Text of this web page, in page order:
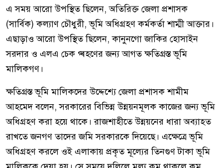
এ সময় আরো উপস্থিত ছিলেন, অতিরিক্ত জেলা প্রশাসক
(সার্বিক) কল্যাণ চৌধুরী, ভূমি অধিগ্রহণ কর্মকর্তা শাম্মী আক্তার।
এছাড়াও আরো উপস্থিত ছিলেন, কানুনগো জাকির হোসাইন
সরদার ও এলএ চেক গ্ৰহণের জন্য আগত ক্ষতিগ্রস্ত ভূমি
মালিকগণ।
ক্ষতিগ্রস্ত ভূমি মালিকদের উদ্দেশ্যে জেলা প্রশাসক শামীম
আহমেদ বলেন, সরকারের বিভিন্ন উন্নয়নমূলক কাজের জন্য ভূমি
অধিগ্রহণ করা হয়ে থাকে। রাজশাহীতে উন্নয়নের ধারা অব্যাহত
রাখতে জনগণ তাদের জমি সরকারকে দিয়েছে। এক্ষেত্রে ভূমি
অধিগ্রহণ করলে ওই এলাকায় প্রকৃত মূল্যের তিনগুণ টাকা ভূমি